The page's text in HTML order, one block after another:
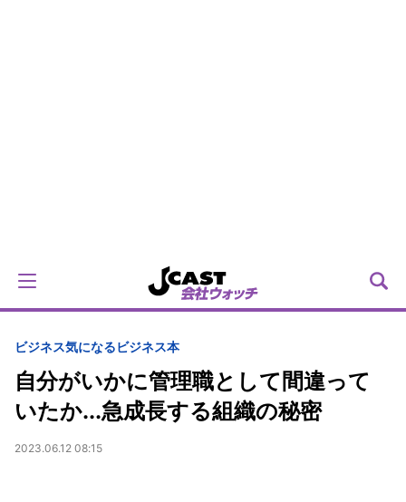
ビジネス気になるビジネス本
自分がいかに管理職として間違って
いたか...急成長する組織の秘密
2023.06.12 08:15